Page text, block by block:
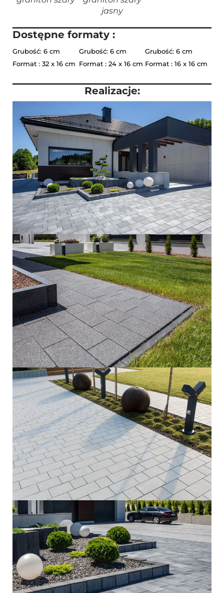
jasny
Dostępne formaty :
Grubość: 6 cm
Format : 32 x 16 cm
Grubość: 6 cm
Format : 24 x 16 cm
Grubość: 6 cm
Format : 16 x 16 cm
Realizacje: